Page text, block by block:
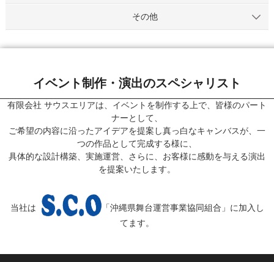
その他
イベント制作・演出のスペシャリスト
有限会社 サウスエリアは、イベントを制作する上で、皆様のパート
ナーとして、
ご希望の内容に沿ったアイデアを提案し真っ白なキャンバスが、一
つの作品として完成する様に、
具体的な設計構築、実施運営、さらに、お客様に感動を与える演出
を提案いたします。
当社は
「沖縄県舞台運営事業協同組合」に加入し
てます。